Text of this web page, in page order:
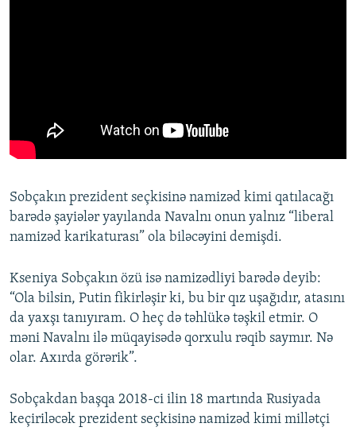
Sobçakın prezident seçkisinə namizəd kimi qatılacağı
barədə şayiələr yayılanda Navalnı onun yalnız “liberal
namizəd karikaturası” ola biləcəyini demişdi.
Kseniya Sobçakın özü isə namizədliyi barədə deyib:
“Ola bilsin, Putin fikirləşir ki, bu bir qız uşağıdır, atasını
da yaxşı tanıyıram. O heç də təhlükə təşkil etmir. O
məni Navalnı ilə müqayisədə qorxulu rəqib saymır. Nə
olar. Axırda görərik”.
Sobçakdan başqa 2018-ci ilin 18 martında Rusiyada
keçiriləcək prezident seçkisinə namizəd kimi millətçi